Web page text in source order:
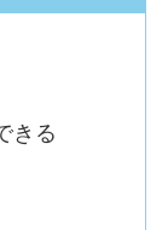
きる